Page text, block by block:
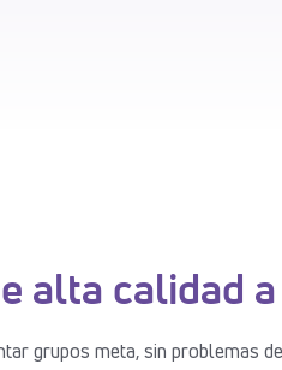
alta calidad
grupos meta, sin problemas